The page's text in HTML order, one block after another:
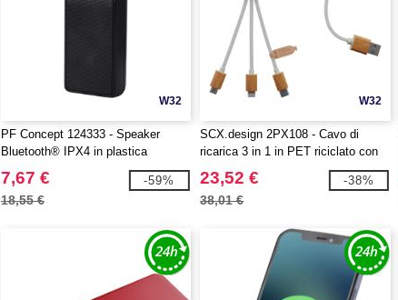
W32
PF Concept 124333 - Speaker
Bluetooth® IPX4 in plastica
riciclata RCS da 3 W Omni
7,67 €
18,55 €
-59%
W32
SCX.design 2PX108 - Cavo di
ricarica 3 in 1 in PET riciclato con
logo luminoso su base quadrata in
bambù SCX.design C39
23,52 €
38,01 €
-38%